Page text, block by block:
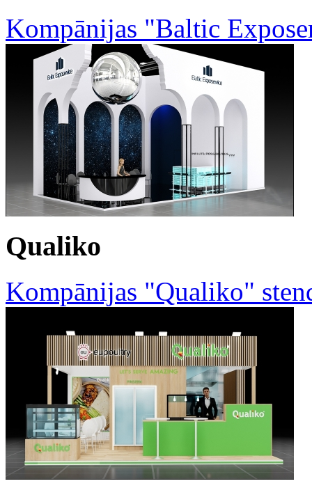
Kompānijas "Baltic
Qualiko
Kompānijas "Qualiko"